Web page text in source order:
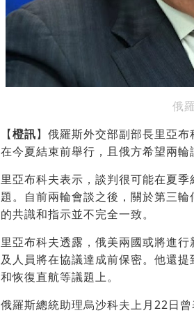
俄
【橙訊】俄羅斯外交部副部長里亞
在今夏結束前舉行，且俄方希望兩輪
里亞布科夫表示，談判很可能在夏
題。自前兩輪會談之後，關於第三
的共識和指示並不完全一致。
里亞布科夫透露，俄美兩國或將進
及人員將在協議達成前保密。他還
和恢復直航等議題上。
俄羅斯總統助理烏沙科夫上月22日